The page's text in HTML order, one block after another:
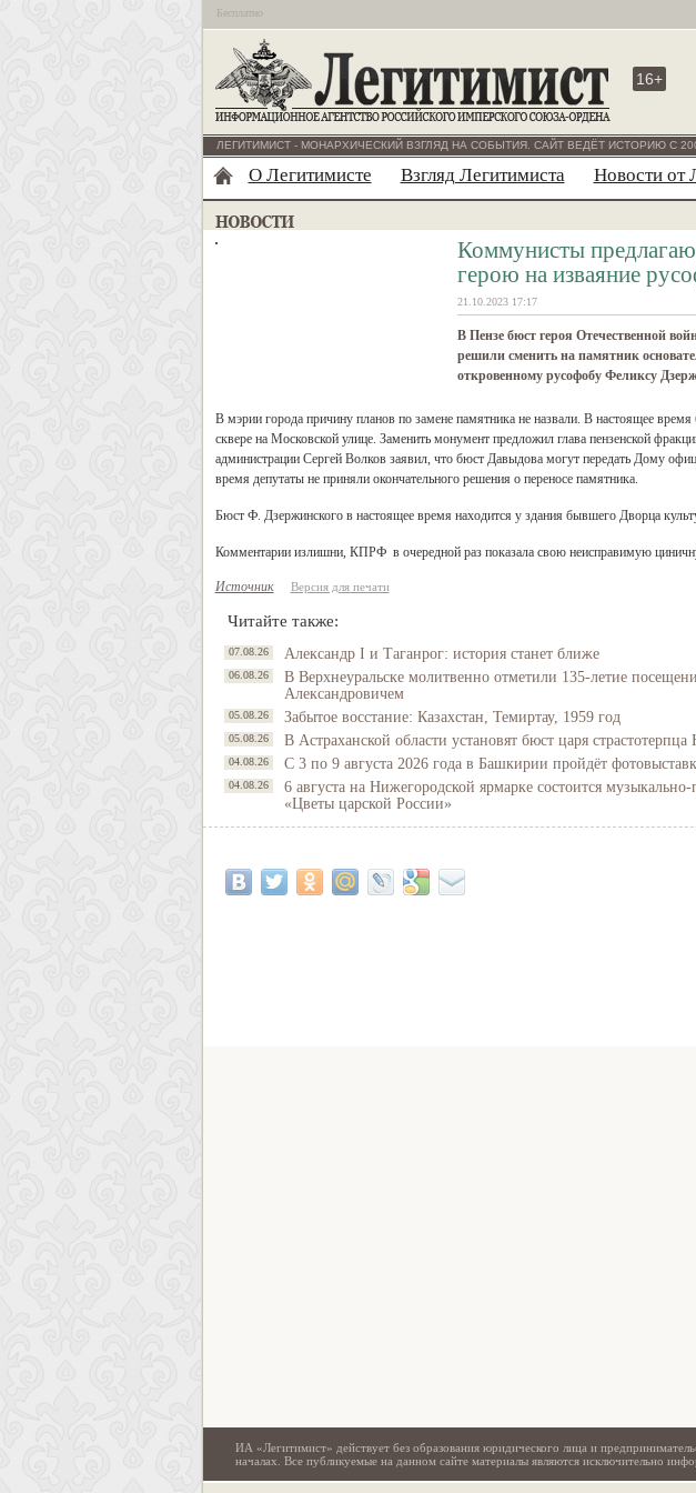
Бесплатно
16+
ЛЕГИТИМИСТ - МОНАРХИЧЕСКИЙ ВЗГЛЯД НА СОБЫТИЯ. САЙТ ВЕДЁТ ИСТОРИЮ С
О Легитимисте Взгляд Легитимиста Новости от
Коммунисты
герою на изваяние
21.10.2023 17:17
В Пензе бюст героя Отечественной
решили сменить на памятник
откровенному русофобу Феликсу
В мэрии города причину планов по замене памятника не назвали. В настоящее
сквере на Московской улице. Заменить монумент предложил глава пензенской
администрации Сергей Волков заявил, что бюст Давыдова могут передать Дому
время депутаты не приняли окончательного решения о переносе памятника.
Бюст Ф. Дзержинского в настоящее время находится у здания бывшего Дворца
Комментарии излишни, КПРФ в очередной раз показала свою неисправимую
Источник Версия для печати
Читайте также:
07.08.26 Александр I и Таганрог: история станет ближе
06.08.26
В Верхнеуральске молитвенно отметили 135-летие
Александровичем
05.08.26 Забытое восстание: Казахстан, Темиртау, 1959 год
05.08.26 В Астраханской области установят бюст царя
04.08.26 С 3 по 9 августа 2026 года в Башкирии пройдёт
04.08.26
6 августа на Нижегородской ярмарке состоится
«Цветы царской России»
ИА «Легитимист» действует без образования юридического лица и
началах. Все публикуемые на данном сайте материалы являются исключительно